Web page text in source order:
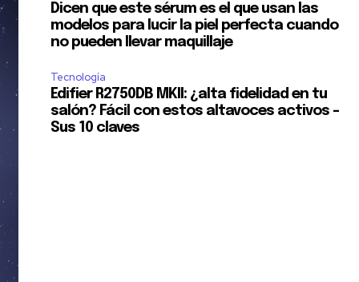
Dicen que este sérum es el que usan las
modelos para lucir la piel perfecta cuando
no pueden llevar maquillaje
Tecnología
Edifier R2750DB MKII: ¿alta fidelidad en tu
salón? Fácil con estos altavoces activos –
Sus 10 claves